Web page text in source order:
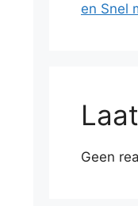
en Snel
Geen